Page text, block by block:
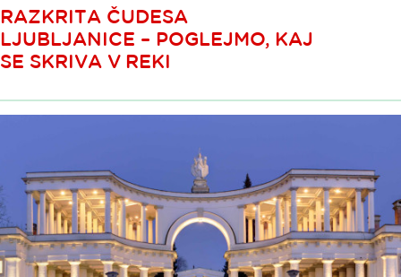
RAZKRITA ČUDESA
LJUBLJANICE – POGLEJMO, KAJ
SE SKRIVA V REKI